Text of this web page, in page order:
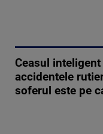
Ceasul
accidentele
soferul este pe